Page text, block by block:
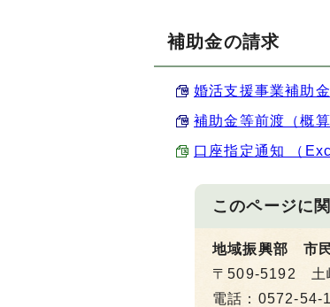
補助金の請求
婚活支援事業補助
補助金等前渡（概
口座指定通知 （
このページに
地域振興部 市
〒509-5192 土
電話：0572-